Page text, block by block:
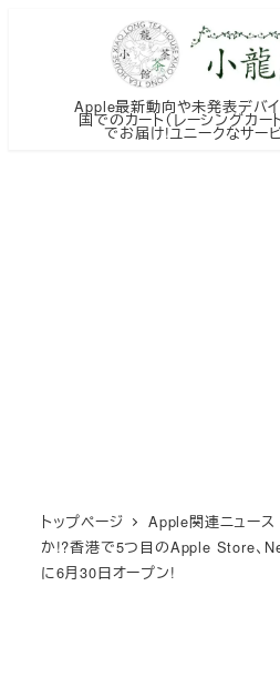
Apple最新動向や未発表デバイ
国でのカート（レーシングカー
でお届け!ユニークなサー
トップページ Apple関連ニュース
か!?香港で5つ目のApple Store、
に6月30日オープン!